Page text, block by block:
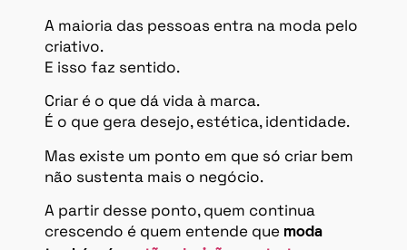
A maioria das pessoas entra na moda pelo
criativo.
E isso faz sentido.
Criar é o que dá vida à marca.
É o que gera desejo, estética, identidade.
Mas existe um ponto em que só criar bem
não sustenta mais o negócio.
A partir desse ponto, quem continua
crescendo é quem entende que moda